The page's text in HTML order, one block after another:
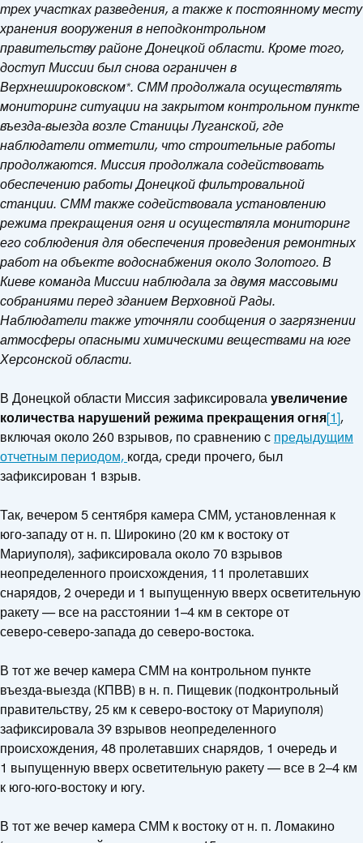
трех участках разведения, а также к постоянному месту
хранения вооружения в неподконтрольном
правительству районе Донецкой области. Кроме того,
доступ Миссии был снова ограничен в
Верхнешироковском*. СММ продолжала осуществлять
мониторинг ситуации на закрытом контрольном пункте
въезда-выезда возле Станицы Луганской, где
наблюдатели отметили, что строительные работы
продолжаются. Миссия продолжала содействовать
обеспечению работы Донецкой фильтровальной
станции. СММ также содействовала установлению
режима прекращения огня и осуществляла мониторинг
его соблюдения для обеспечения проведения ремонтных
работ на объекте водоснабжения около Золотого. В
Киеве команда Миссии наблюдала за двумя массовыми
собраниями перед зданием Верховной Рады.
Наблюдатели также уточняли сообщения о загрязнении
атмосферы опасными химическими веществами на юге
Херсонской области.
В Донецкой области Миссия зафиксировалаувеличение
количества нарушений режима прекращения огня[1],
включая около 260 взрывов, по сравнению с предыдущим
отчетным периодом, когда, среди прочего, был
зафиксирован 1 взрыв.
Так, вечером 5 сентября камера СММ, установленная к
юго‑западу от н. п. Широкино (20 км к востоку от
Мариуполя), зафиксировала около 70 взрывов
неопределенного происхождения, 11 пролетавших
снарядов, 2 очереди и 1 выпущенную вверх осветительную
ракету — все на расстоянии 1–4 км в секторе от
северо‑северо‑запада до северо‑востока.
В тот же вечер камера СММ на контрольном пункте
въезда‑выезда (КПВВ) в н. п. Пищевик (подконтрольный
правительству, 25 км к северо‑востоку от Мариуполя)
зафиксировала 39 взрывов неопределенного
происхождения, 48 пролетавших снарядов, 1 очередь и
1 выпущенную вверх осветительную ракету — все в 2–4 км
к юго‑юго‑востоку и югу.
В тот же вечер камера СММ к востоку от н. п. Ломакино